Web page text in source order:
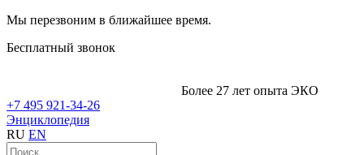
Мы перезвоним в ближайшее время.
Бесплатный звонок
Более 27 лет опыта ЭКО
+7 495 921-34-26
Энциклопедия
RU EN